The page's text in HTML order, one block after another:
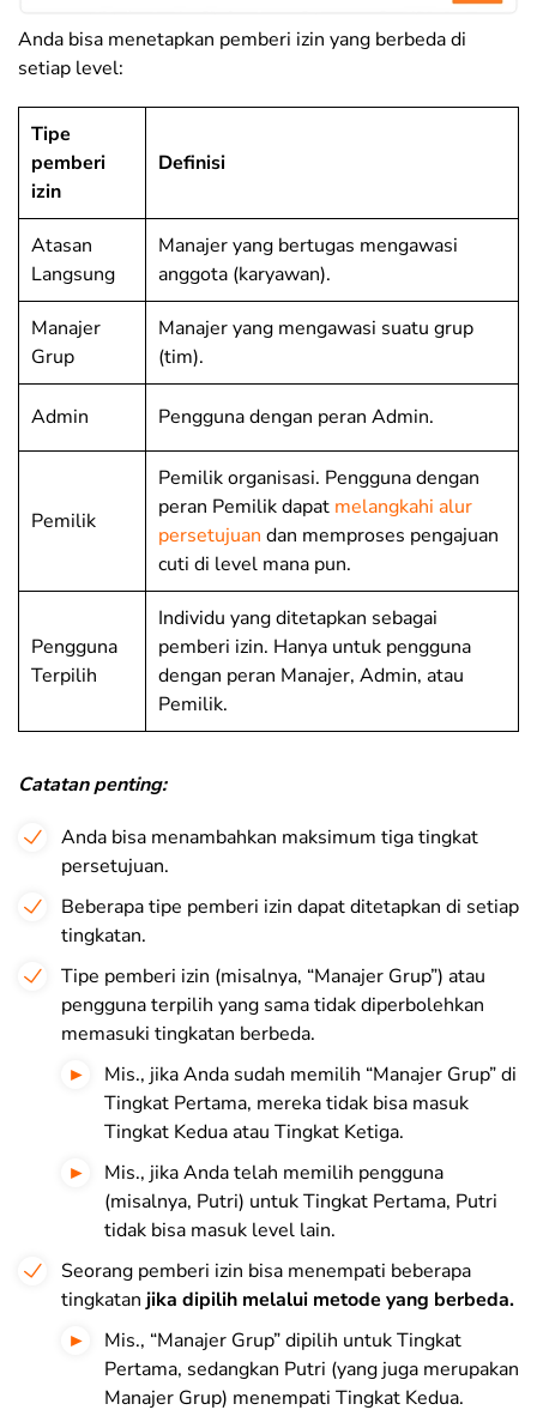
Anda bisa menetapkan pemberi izin yang berbeda di
setiap level:
Tipe
pemberi
izin
Definisi
Atasan
Langsung
Manajer yang bertugas mengawasi
anggota (karyawan).
Manajer
Grup
Manajer yang mengawasi suatu grup
(tim).
Admin Pengguna dengan peran Admin.
Pemilik
Pemilik organisasi. Pengguna dengan
peran Pemilik dapat melangkahi alur
persetujuan dan memproses pengajuan
cuti di level mana pun.
Pengguna
Terpilih
Individu yang ditetapkan sebagai
pemberi izin. Hanya untuk pengguna
dengan peran Manajer, Admin, atau
Pemilik.
Catatan penting:
Anda bisa menambahkan maksimum tiga tingkat
persetujuan.
Beberapa tipe pemberi izin dapat ditetapkan di setiap
tingkatan.
Tipe pemberi izin (misalnya, “Manajer Grup”) atau
pengguna terpilih yang sama tidak diperbolehkan
memasuki tingkatan berbeda.
Mis., jika Anda sudah memilih “Manajer Grup” di
Tingkat Pertama, mereka tidak bisa masuk
Tingkat Kedua atau Tingkat Ketiga.
Mis., jika Anda telah memilih pengguna
(misalnya, Putri) untuk Tingkat Pertama, Putri
tidak bisa masuk level lain.
Seorang pemberi izin bisa menempati beberapa
tingkatan jika dipilih melalui metode yang berbeda.
Mis., “Manajer Grup” dipilih untuk Tingkat
Pertama, sedangkan Putri (yang juga merupakan
Manajer Grup) menempati Tingkat Kedua.